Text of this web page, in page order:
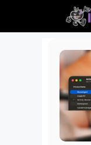
περιεχόμενο